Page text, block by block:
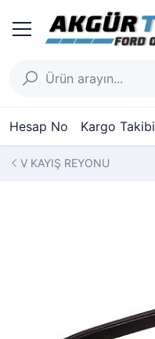
Hesap No Kargo Takibi
V KAYIŞ REYONU